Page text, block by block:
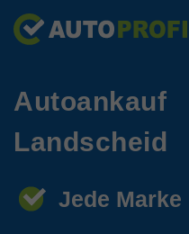
Autoankauf
Landscheid
Jede Marke